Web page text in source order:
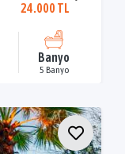
24.000 TL
Banyo
5 Banyo